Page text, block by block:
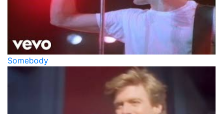
Somebody